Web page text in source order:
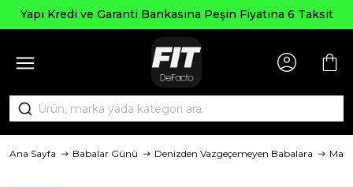
Yapı Kredi ve Garanti Bankasına Peşin Fiyatına 6 Taksit
Ana Sayfa Babalar Günü Denizden Vazgeçemeyen Babalara